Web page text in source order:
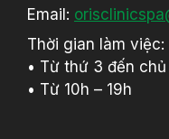
Email:
Thời gian làm việc:
• Từ thứ 3 đến
• Từ 10h – 19h